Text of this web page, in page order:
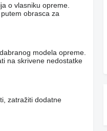
o vlasniku opreme.
obrasca za
modela opreme.
​​na skrivene nedostatke
zatražiti dodatne